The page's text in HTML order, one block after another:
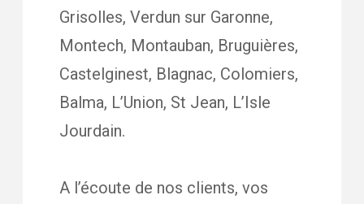
Grisolles, Verdun sur Garonne,
Montech, Montauban, Bruguières,
Castelginest, Blagnac, Colomiers,
Balma, L’Union, St Jean, L’Isle
Jourdain.
A l’écoute de nos clients, vos